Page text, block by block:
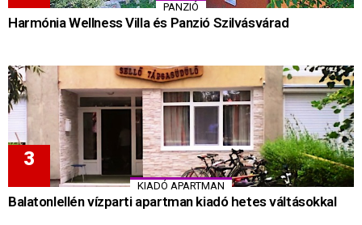
PANZIÓ
Harmónia Wellness Villa és Panzió Szilvásvárad
KIADÓ APARTMAN
Balatonlellén vízparti apartman kiadó hetes váltásokkal